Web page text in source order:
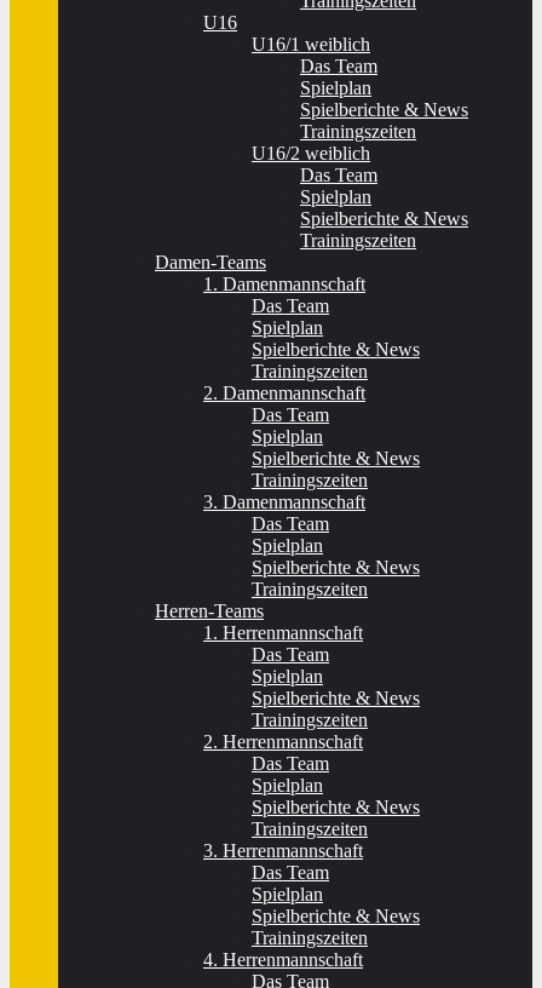
U16
U16/1 weiblich
Das Team
Spielplan
Spielberichte & News
Trainingszeiten
U16/2 weiblich
Das Team
Spielplan
Spielberichte & News
Trainingszeiten
Damen-Teams
1. Damenmannschaft
Das Team
Spielplan
Spielberichte & News
Trainingszeiten
2. Damenmannschaft
Das Team
Spielplan
Spielberichte & News
Trainingszeiten
3. Damenmannschaft
Das Team
Spielplan
Spielberichte & News
Trainingszeiten
Herren-Teams
1. Herrenmannschaft
Das Team
Spielplan
Spielberichte & News
Trainingszeiten
2. Herrenmannschaft
Das Team
Spielplan
Spielberichte & News
Trainingszeiten
3. Herrenmannschaft
Das Team
Spielplan
Spielberichte & News
Trainingszeiten
4. Herrenmannschaft
Das Team